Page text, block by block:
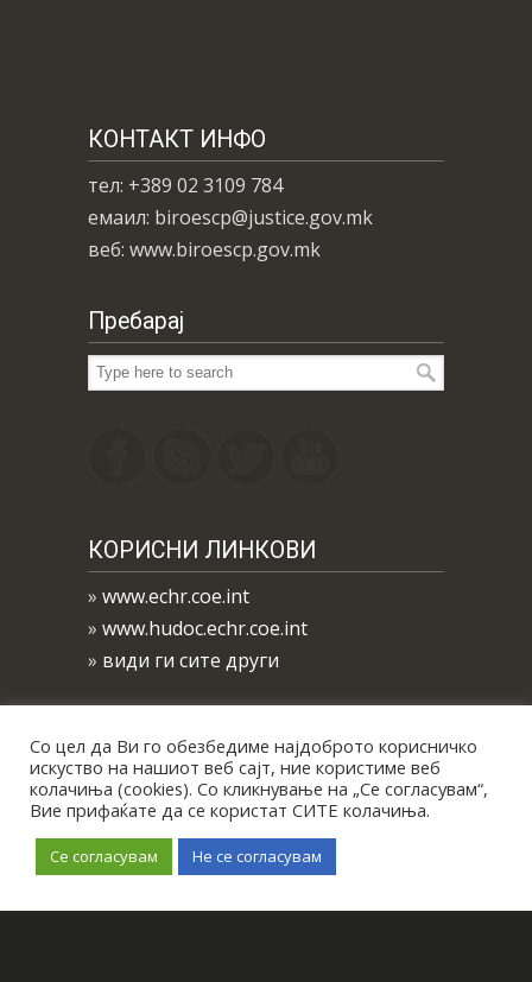
КОНТАКТ ИНФО
тел: +389 02 3109 784
емаил: biroescp@justice.gov.mk
веб: www.biroescp.gov.mk
Пребарај
КОРИСНИ ЛИНКОВИ
» www.echr.coe.int
» www.hudoc.echr.coe.int
» види ги сите други
Со цел да Ви го обезбедиме најдоброто корисничко
искуство на нашиот веб сајт, ние користиме веб
колачиња (cookies). Со кликнување на „Се согласувам“,
Вие прифаќате да се користат СИТЕ колачиња.
Се согласувам Не се согласувам